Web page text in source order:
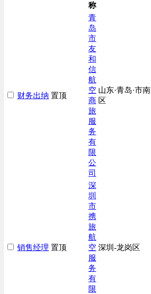
称
财务出纳 置顶
青
岛
市
友
和
信
航
空
商
旅
服
务
有
限
公
司
山东·青岛·市南
区
销售经理 置顶
深
圳
市
携
旅
航
空
服
务
有
限
深圳-龙岗区